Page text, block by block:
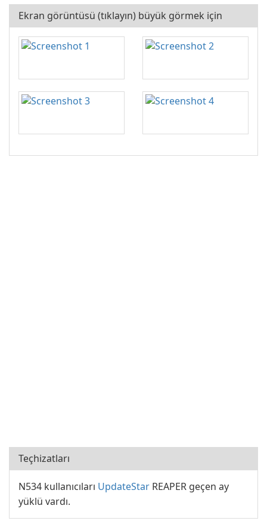
Ekran görüntüsü (tıklayın) büyük görmek için
Teçhizatları
N534 kullanıcıları UpdateStar REAPER geçen ay
yüklü vardı.